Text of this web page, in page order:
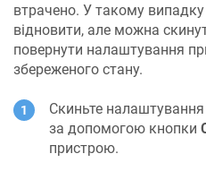
втрачено. У такому
відновити, але можна
повернути налаштування
збереженого стану.
Скиньте
за допомогою кнопки
пристрою.